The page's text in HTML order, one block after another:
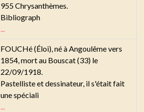
955 Chrysanthèmes.
Bibliograph
FOUCHé (Éloi), né à Angoulême vers
1854, mort au Bouscat (33) le
22/09/1918.
Pastelliste et dessinateur, il s'était fait
une spéciali